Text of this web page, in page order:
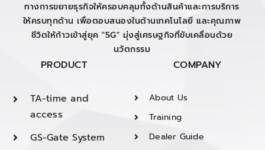
ทางการขยายธุรกิจให้ครอบคลุมทั้งด้านสินค้าและการบริการ
ให้ครบทุกด้าน เพื่อตอบสนองในด้านเทคโนโลยี และคุณภาพ
ชีวิตให้ก้าวเข้าสู่ยุค "5G" มุ่งสู่เศรษฐกิจที่ขับเคลื่อนด้วย
นวัตกรรม
PRODUCT
TA-time and
access
GS-Gate System
COMPANY
About Us
Training
Dealer Guide